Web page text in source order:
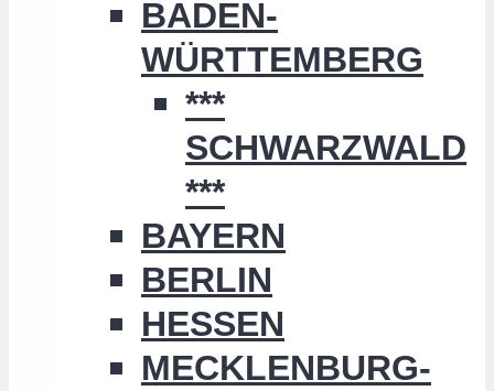
BADEN-
WÜRTTEMBERG
***
SCHWARZWALD
***
BAYERN
BERLIN
HESSEN
MECKLENBURG-